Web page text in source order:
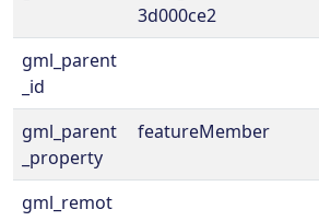
3d000ce2
gml_parent
_id
gml_parent
_property
featureMember
gml_remot